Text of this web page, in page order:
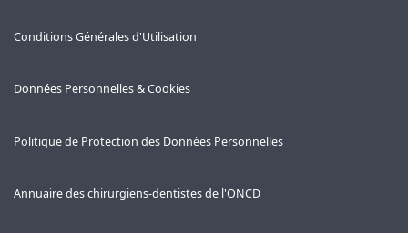
Conditions Générales d'Utilisation
Données Personnelles & Cookies
Politique de Protection des Données Personnelles
Annuaire des chirurgiens-dentistes de l'ONCD